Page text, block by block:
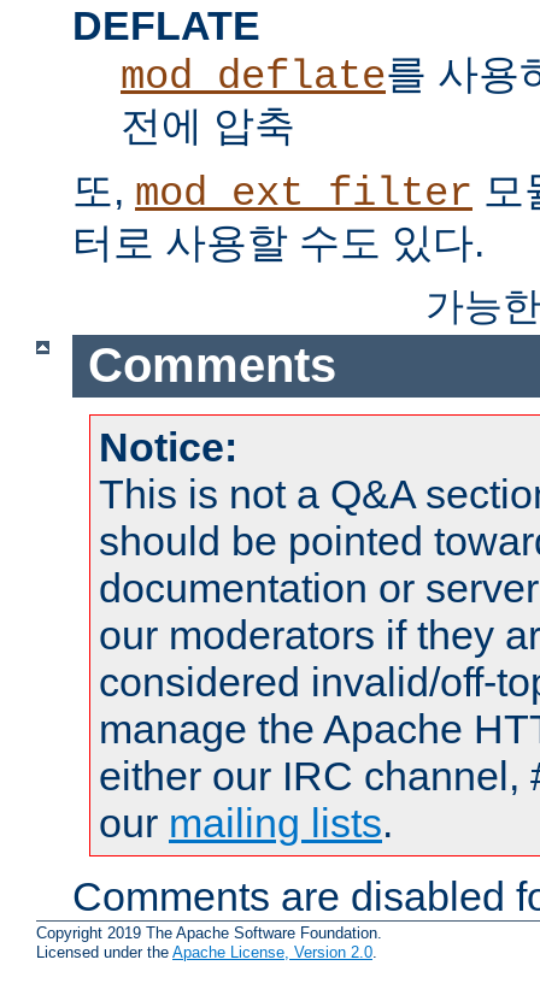
DEFLATE
mod_deflate를 사용
전에 압축
또, mod_ext_filter 모
터로 사용할 수도 있다.
가능
Comments
Notice:
This is not a Q&A
should be pointed
documentation or
our moderators if they
considered invalid/off-
manage the Apache
either our IRC channel,
our mailing lists.
Comments are disabled
Copyright 2019 The Apache Software Foundation.
Licensed under the Apache License, Version 2.0.